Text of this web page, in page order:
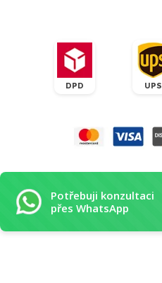
DPD UPS
Potřebuji konzultaci
přes WhatsApp